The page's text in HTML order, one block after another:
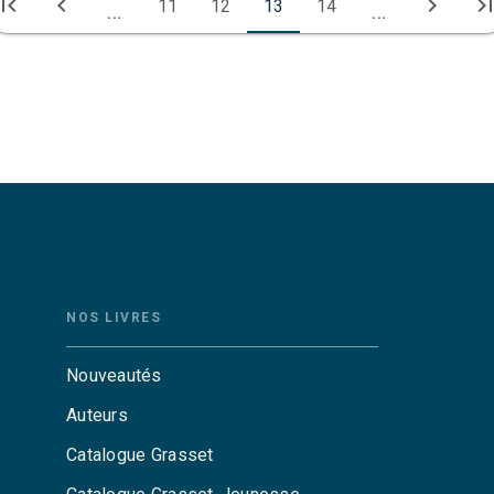
first_page chevron_left ... 11 12 13 14 ... chevron_right
NOS LIVRES
Nouveautés
Auteurs
Catalogue Grasset